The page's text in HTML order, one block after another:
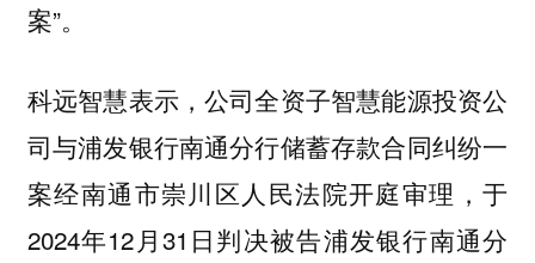
案”。
科远智慧表示，公司全资子智慧能源投资公
司与浦发银行南通分行储蓄存款合同纠纷一
案经南通市崇川区人民法院开庭审理，于
2024年12月31日判决被告浦发银行南通分